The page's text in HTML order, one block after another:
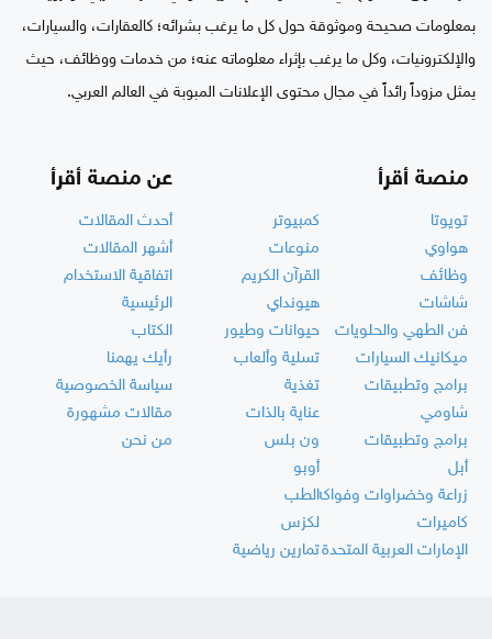
بمعلومات صحيحة وموثوقة حول كل ما يرغب بشرائه؛ كالعقارات، والسيارات،
والإلكترونيات، وكل ما يرغب بإثراء معلوماته عنه؛ من خدمات ووظائف، حيث
يمثل مزوداً رائداً في مجال محتوى الإعلانات المبوبة في العالم العربي.
منصة أقرأ
تويوتا
كمبيوتر
هواوي
منوعات
وظائف
القرآن الكريم
شاشات
هيونداي
فن الطهي والحلويات
حيوانات وطيور
ميكانيك السيارات
تسلية وألعاب
برامج وتطبيقات
تغذية
شاومي
عناية بالذات
برامج وتطبيقات
ون بلس
أبل
أوبو
زراعة وخضراوات وفواكهالطب
كاميرات
لكزس
الإمارات العربية المتحدةتمارين رياضية
عن منصة أقرأ
أحدث المقالات
أشهر المقالات
اتفاقية الاستخدام
الرئيسية
الكتاب
رأيك يهمنا
سياسة الخصوصية
مقالات مشهورة
من نحن